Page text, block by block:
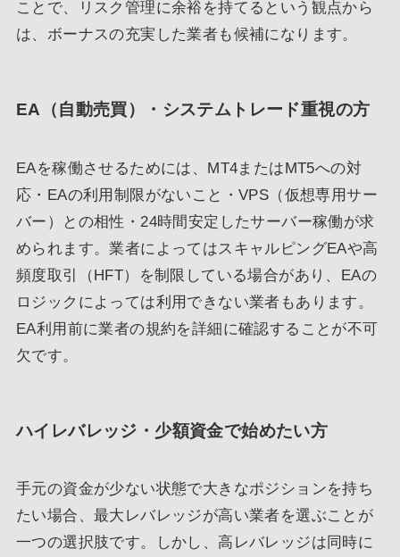
ことで、リスク管理に余裕を持てるという観点から
は、ボーナスの充実した業者も候補になります。
EA（自動売買）・システムトレード重視の方
EAを稼働させるためには、MT4またはMT5への対
応・EAの利用制限がないこと・VPS（仮想専用サー
バー）との相性・24時間安定したサーバー稼働が求
められます。業者によってはスキャルピングEAや高
頻度取引（HFT）を制限している場合があり、EAの
ロジックによっては利用できない業者もあります。
EA利用前に業者の規約を詳細に確認することが不可
欠です。
ハイレバレッジ・少額資金で始めたい方
手元の資金が少ない状態で大きなポジションを持ち
たい場合、最大レバレッジが高い業者を選ぶことが
一つの選択肢です。しかし、高レバレッジは同時に